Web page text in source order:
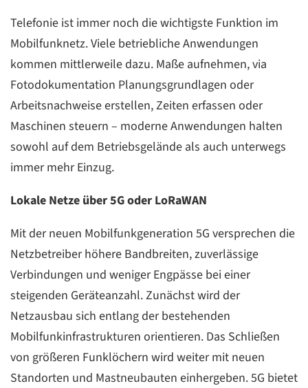
Telefonie ist immer noch die wichtigste Funktion im
Mobilfunknetz. Viele betriebliche Anwendungen
kommen mittlerweile dazu. Maße aufnehmen, via
Fotodokumentation Planungsgrundlagen oder
Arbeitsnachweise erstellen, Zeiten erfassen oder
Maschinen steuern – moderne Anwendungen halten
sowohl auf dem Betriebsgelände als auch unterwegs
immer mehr Einzug.
Lokale Netze über 5G oder LoRaWAN
Mit der neuen Mobilfunkgeneration 5G versprechen die
Netzbetreiber höhere Bandbreiten, zuverlässige
Verbindungen und weniger Engpässe bei einer
steigenden Geräteanzahl. Zunächst wird der
Netzausbau sich entlang der bestehenden
Mobilfunkinfrastrukturen orientieren. Das Schließen
von größeren Funklöchern wird weiter mit neuen
Standorten und Mastneubauten einhergeben. 5G bietet